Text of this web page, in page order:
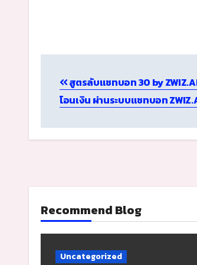
navigation
สูตรลับแชทบอท 30 by
โอนเงิน ผ่านระบบแชทบอท
Recommend Blog
Uncategorized